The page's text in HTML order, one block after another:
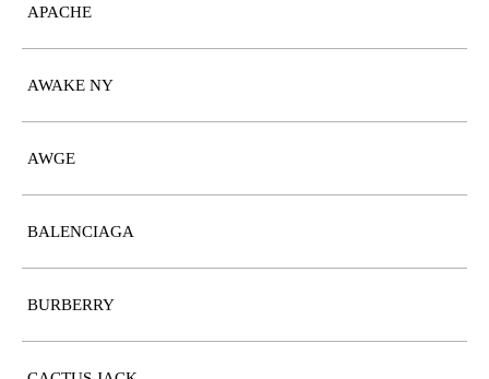
APACHE
AWAKE NY
AWGE
BALENCIAGA
BURBERRY